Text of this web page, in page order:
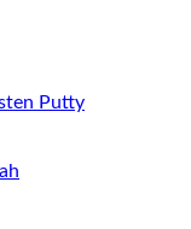
Putty